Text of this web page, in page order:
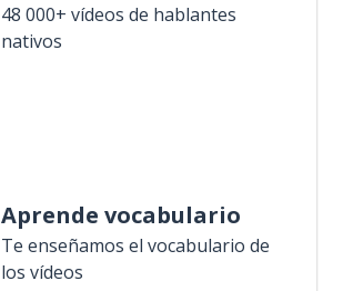
48 000+ vídeos de hablantes
nativos
Aprende vocabulario
Te enseñamos el vocabulario de
los vídeos